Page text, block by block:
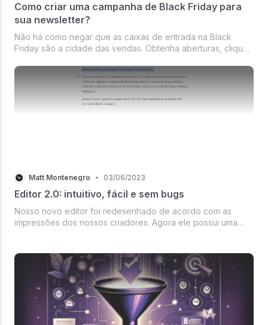
Como criar uma campanha de Black Friday para
sua newsletter?
Não há como negar que as caixas de entrada na Black
Friday são a cidade das vendas. Obtenha aberturas, cliques
Matt Montenegro • 03/06/2023
Editor 2.0: intuitivo, fácil e sem bugs
Nosso novo editor foi redesenhado de acordo com as
impressões dos nossos criadores. Agora ele possui uma